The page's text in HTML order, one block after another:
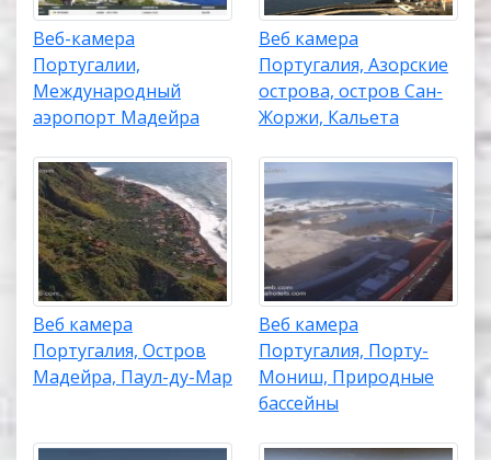
Веб-камера
Португалии,
Международный
аэропорт Мадейра
Веб камера
Португалия, Азорские
острова, остров Сан-
Жоржи, Кальета
Веб камера
Португалия, Остров
Мадейра, Паул-ду-Мар
Веб камера
Португалия, Порту-
Мониш, Природные
бассейны